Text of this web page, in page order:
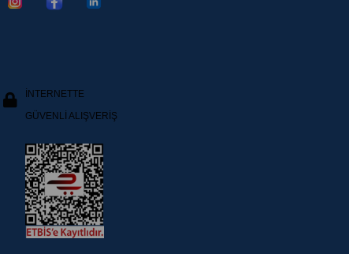
İNTERNETTE
GÜVENLİ ALIŞVERİŞ